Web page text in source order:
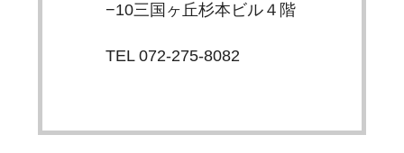
−10三国ヶ丘杉本ビル４階
TEL 072-275-8082